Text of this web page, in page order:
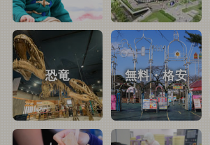
恐竜 無料・格安